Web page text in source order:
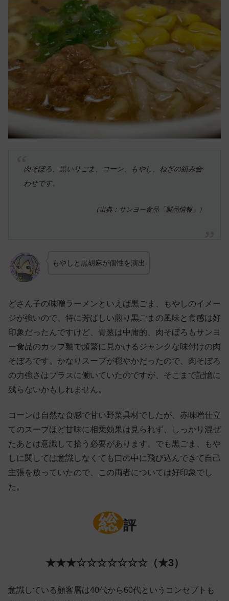
肉そぼろ、黒いりごま、コーン、もやし、ねぎの組み合
わせです。
（出典：サンヨー食品「製品情報」）
もやしと黒胡麻が個性を演出
どさん子の味噌ラーメンといえば黒ごま、もやしのイメー
ジが強いので、特に芳ばしい煎り黒ごまの風味と食感は好
印象だったんですけど、青葱は中庸的、肉そぼろもサンヨ
ー食品のカップ麺で頻繁に見かけるジャンクな味付けの肉
そぼろです。かなりスープが穏やかだったので、肉そぼろ
の力強さはプラスに働いていたのですが、そこまで記憶に
残らないかもしれません。
コーンは自然な食感で甘い野菜具材でしたが、赤味噌仕立
てのスープほど甘味に相乗効果は見られず、しっかり混ぜ
たあとは意識して拾う必要があります。でも黒ごま、もや
しに関しては意識しなくても口の中に飛び込んできて自己
主張を放っていたので、この両者については好印象でし
た。
総 評
★★★☆☆☆☆☆☆☆（★3）
意識している顧客層は40代から60代というコンセプトも